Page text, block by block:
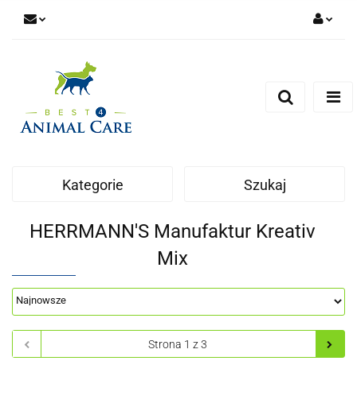
Kategorie Szukaj
HERRMANN'S Manufaktur Kreativ
Mix